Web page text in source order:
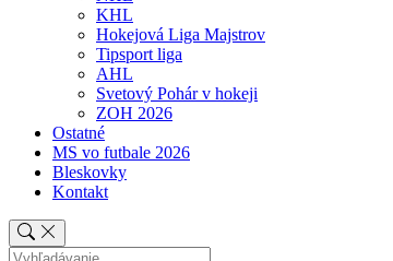
KHL
Hokejová Liga Majstrov
Tipsport liga
AHL
Svetový Pohár v hokeji
ZOH 2026
Ostatné
MS vo futbale 2026
Bleskovky
Kontakt